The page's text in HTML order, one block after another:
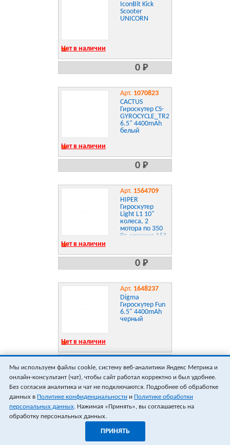
IconBit Kick
Scooter
UNICORN
Нет в наличии
0 Р
Арт. 1070823
CACTUS
Гироскутер CS-
GYROCYCLE_TR2_WT
6.5" 4400mAh
белый
Нет в наличии
0 Р
Арт. 1564709
HIPER
Гироскутер
Light L1 10"
колеса, 2
мотора по 350
Вт, мощная 163
встроенная
колонка, сумка,
цветной Light
Нет в наличии
0 Р
Арт. 1648237
Digma
Гироскутер Fun
6.5" 4400mAh
черный
Нет в наличии
ПОКАЗАТЬ ЕЩЁ 18ВСЕГО 0
Мы используем файлы cookie, систему веб-аналитики Яндекс Метрика и
онлайн-консультант (чат), чтобы сайт работал корректно и был удобнее.
Без согласия аналитика и чат не подключаются. Подробнее об обработке
данных в Политике конфиденциальности и Политике обработки
персональных данных. Нажимая «Принять», вы соглашаетесь на
обработку персональных данных.
ПРИНЯТЬ